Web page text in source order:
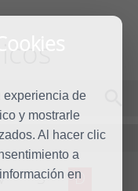
experiencia de
y mostrarle
Al hacer clic
a
en
V S D